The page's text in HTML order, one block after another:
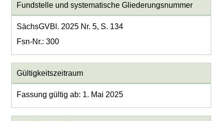
Fundstelle und systematische Gliederungsnummer
SächsGVBl. 2025 Nr. 5, S. 134
Fsn-Nr.: 300
Gültigkeitszeitraum
Fassung gültig ab: 1. Mai 2025